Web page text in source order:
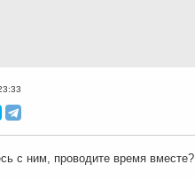
с ним, проводите время вместе?